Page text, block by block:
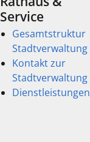
Service
Gesamtstruktur
Stadtverwaltung
Kontakt zur
Stadtverwaltung
Dienstleistungen